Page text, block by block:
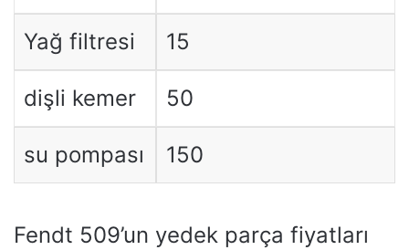
Yağ filtresi 15
dişli kemer 50
su pompası 150
Fendt 509’un yedek parça fiyatları